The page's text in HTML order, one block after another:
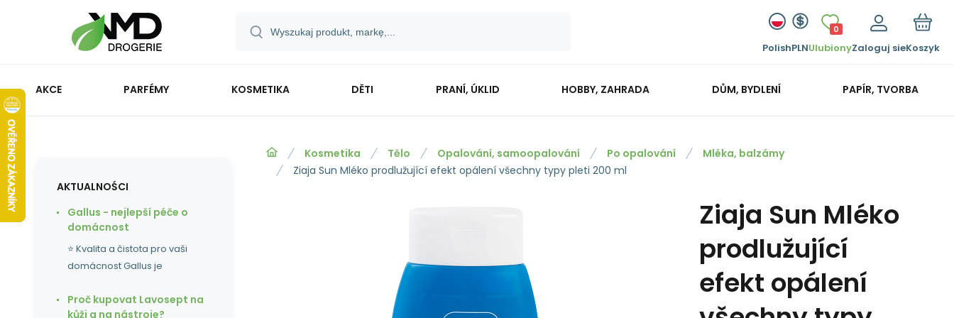
PolishPLN
0
UlubionyZaloguj sieKoszyk
AKCE PARFÉMY KOSMETIKA DĚTI PRANÍ, ÚKLID HOBBY, ZAHRADA DŮM, BYDLENÍ PAPÍR, TVORBA
Kosmetika Tělo Opalování, samoopalování Po opalování
Mléka, balzámy
Ziaja Sun Mléko prodlužující efekt opálení všechny typy pleti 200 ml
Ziaja Sun Mléko
prodlužující
efekt opálení
AKTUALNOŚCI
Gallus - nejlepší péče o
domácnost
⭐ Kvalita a čistota pro vaši
domácnost Gallus je
Proč kupovat Lavosept na
kůži a na nástroje?